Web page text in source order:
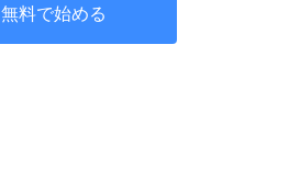
無料で始める